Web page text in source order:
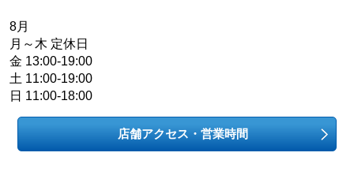
8月
月～木 定休日
金 13:00-19:00
土 11:00-19:00
日 11:00-18:00
店舗アクセス・営業時間